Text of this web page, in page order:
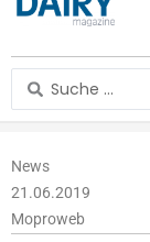
Search
...
News
21.06.2019
Moproweb